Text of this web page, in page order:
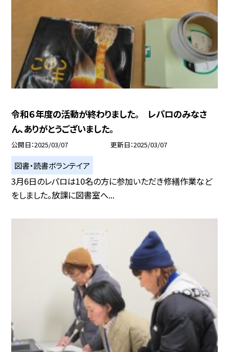
令和６年度の活動が終わりました。 レパロのみなさ
ん、ありがとうございました。
公開日 2025/03/07 更新日 2025/03/07
図書・読書ボランテイア
3月6日のレパロは10名の方に参加いただき修繕作業など
をしました。放課に図書室へ...